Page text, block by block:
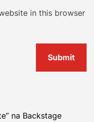
in this browser
na Backstage